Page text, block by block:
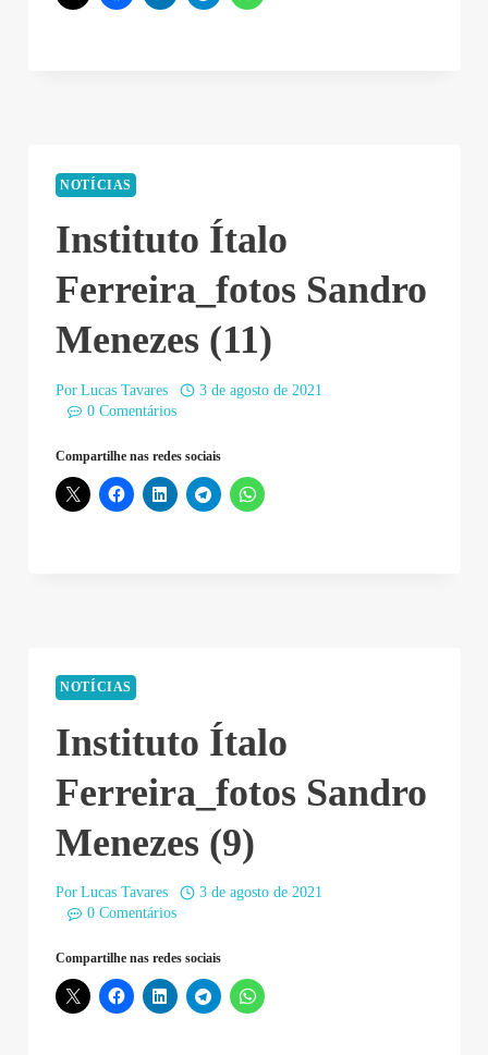
NOTÍCIAS
Instituto Ítalo
Ferreira_fotos Sandro
Menezes (11)
Por Lucas Tavares
3 de agosto de 2021
0 Comentários
Compartilhe nas redes sociais
NOTÍCIAS
Instituto Ítalo
Ferreira_fotos Sandro
Menezes (9)
Por Lucas Tavares
3 de agosto de 2021
0 Comentários
Compartilhe nas redes sociais